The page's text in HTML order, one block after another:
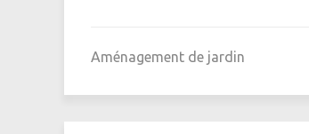
Aménagement de jardin